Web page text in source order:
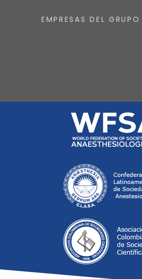
EMPRESAS DEL